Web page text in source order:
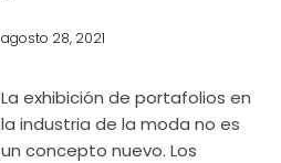
agosto 28, 2021
La exhibición de portafolios en
la industria de la moda no es
un concepto nuevo. Los